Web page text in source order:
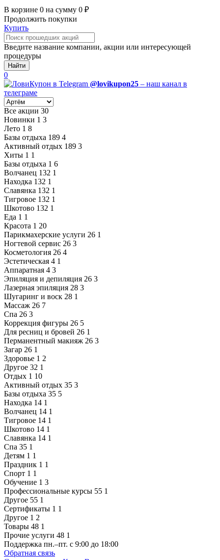
В корзине 0 на сумму 0 ₽
Продолжить покупки
Купить
Введите название компании, акции или интересующей
процедуры
Найти
0
@lovikupon25 – наш канал в
телеграме
Все акции 30
Новинки 1 3
Лето 1 8
Базы отдыха 189 4
Активный отдых 189 3
Хиты 1 1
Базы отдыха 1 6
Волчанец 132 1
Находка 132 1
Славянка 132 1
Тигровое 132 1
Шкотово 132 1
Еда 1 1
Красота 1 20
Парикмахерские услуги 26 1
Ногтевой сервис 26 3
Косметология 26 4
Эстетическая 4 1
Аппаратная 4 3
Эпиляция и депиляция 26 3
Лазерная эпиляция 28 3
Шугаринг и воск 28 1
Массаж 26 7
Спа 26 3
Коррекция фигуры 26 5
Для ресниц и бровей 26 1
Перманентный макияж 26 3
Загар 26 1
Здоровье 1 2
Другое 32 1
Отдых 1 10
Активный отдых 35 3
Базы отдыха 35 5
Находка 14 1
Волчанец 14 1
Тигровое 14 1
Шкотово 14 1
Славянка 14 1
Спа 35 1
Детям 1 1
Праздник 1 1
Спорт 1 1
Обучение 1 3
Профессиональные курсы 55 1
Другое 55 1
Сертификаты 1 1
Другое 1 2
Товары 48 1
Прочие услуги 48 1
Поддержка пн.–пт. с 9:00 до 18:00
Обратная связь